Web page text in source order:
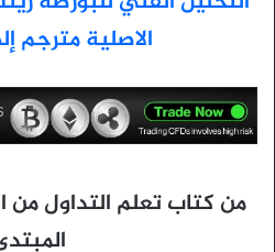
الاصلية مترجم
من كتاب تعلم التداول من